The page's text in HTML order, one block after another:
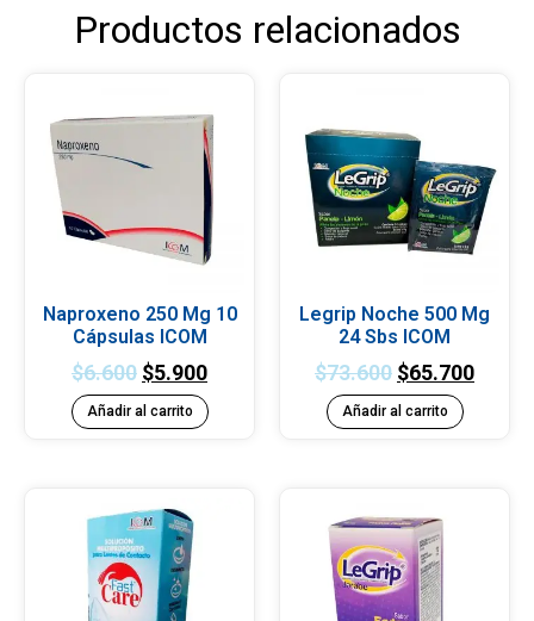
Productos relacionados
Naproxeno 250 Mg 10
Cápsulas ICOM
$6.600 $5.900
Añadir al carrito
Legrip Noche 500 Mg
24 Sbs ICOM
$73.600 $65.700
Añadir al carrito